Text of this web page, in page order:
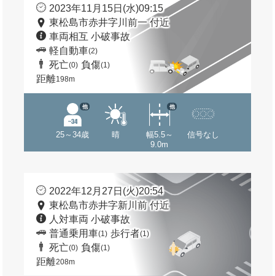
2023年11月15日(水)09:15
東松島市赤井字川前一 付近
車両相互 小破事故
軽自動車(2)
死亡(0) 負傷(1)
距離198m
25～34歳
他
晴
幅5.5～
9.0m
他
信号なし
2022年12月27日(火)20:54
東松島市赤井字新川前 付近
人対車両 小破事故
普通乗用車(1) 歩行者(1)
死亡(0) 負傷(1)
距離208m